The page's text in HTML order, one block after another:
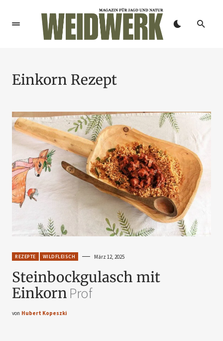
Einkorn Rezept
REZEPTE WILDFLEISCH März 12, 2025
Steinbockgulasch mit
EinkornProf
von Hubert Kopeszki